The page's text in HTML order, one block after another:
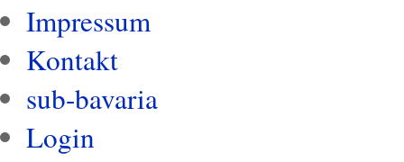
Impressum
Kontakt
sub-bavaria
Login